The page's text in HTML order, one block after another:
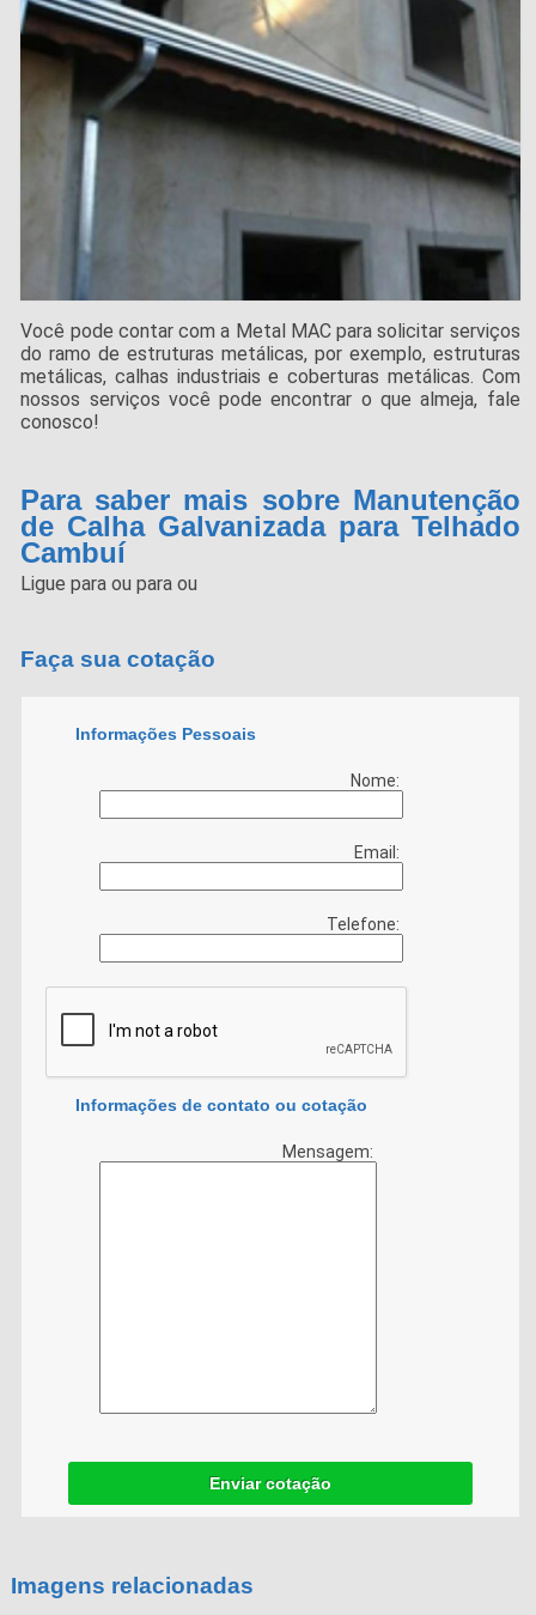
Você pode contar com a Metal MAC para solicitar serviços
do ramo de estruturas metálicas, por exemplo, estruturas
metálicas, calhas industriais e coberturas metálicas. Com
nossos serviços você pode encontrar o que almeja, fale
conosco!
Para saber mais sobre Manutenção
de Calha Galvanizada para Telhado
Cambuí
Ligue paraou paraou
Faça sua cotação
Informações Pessoais
Nome:
Email:
Telefone:
Informações de contato ou cotação
Mensagem:
Enviar cotação
Imagens relacionadas